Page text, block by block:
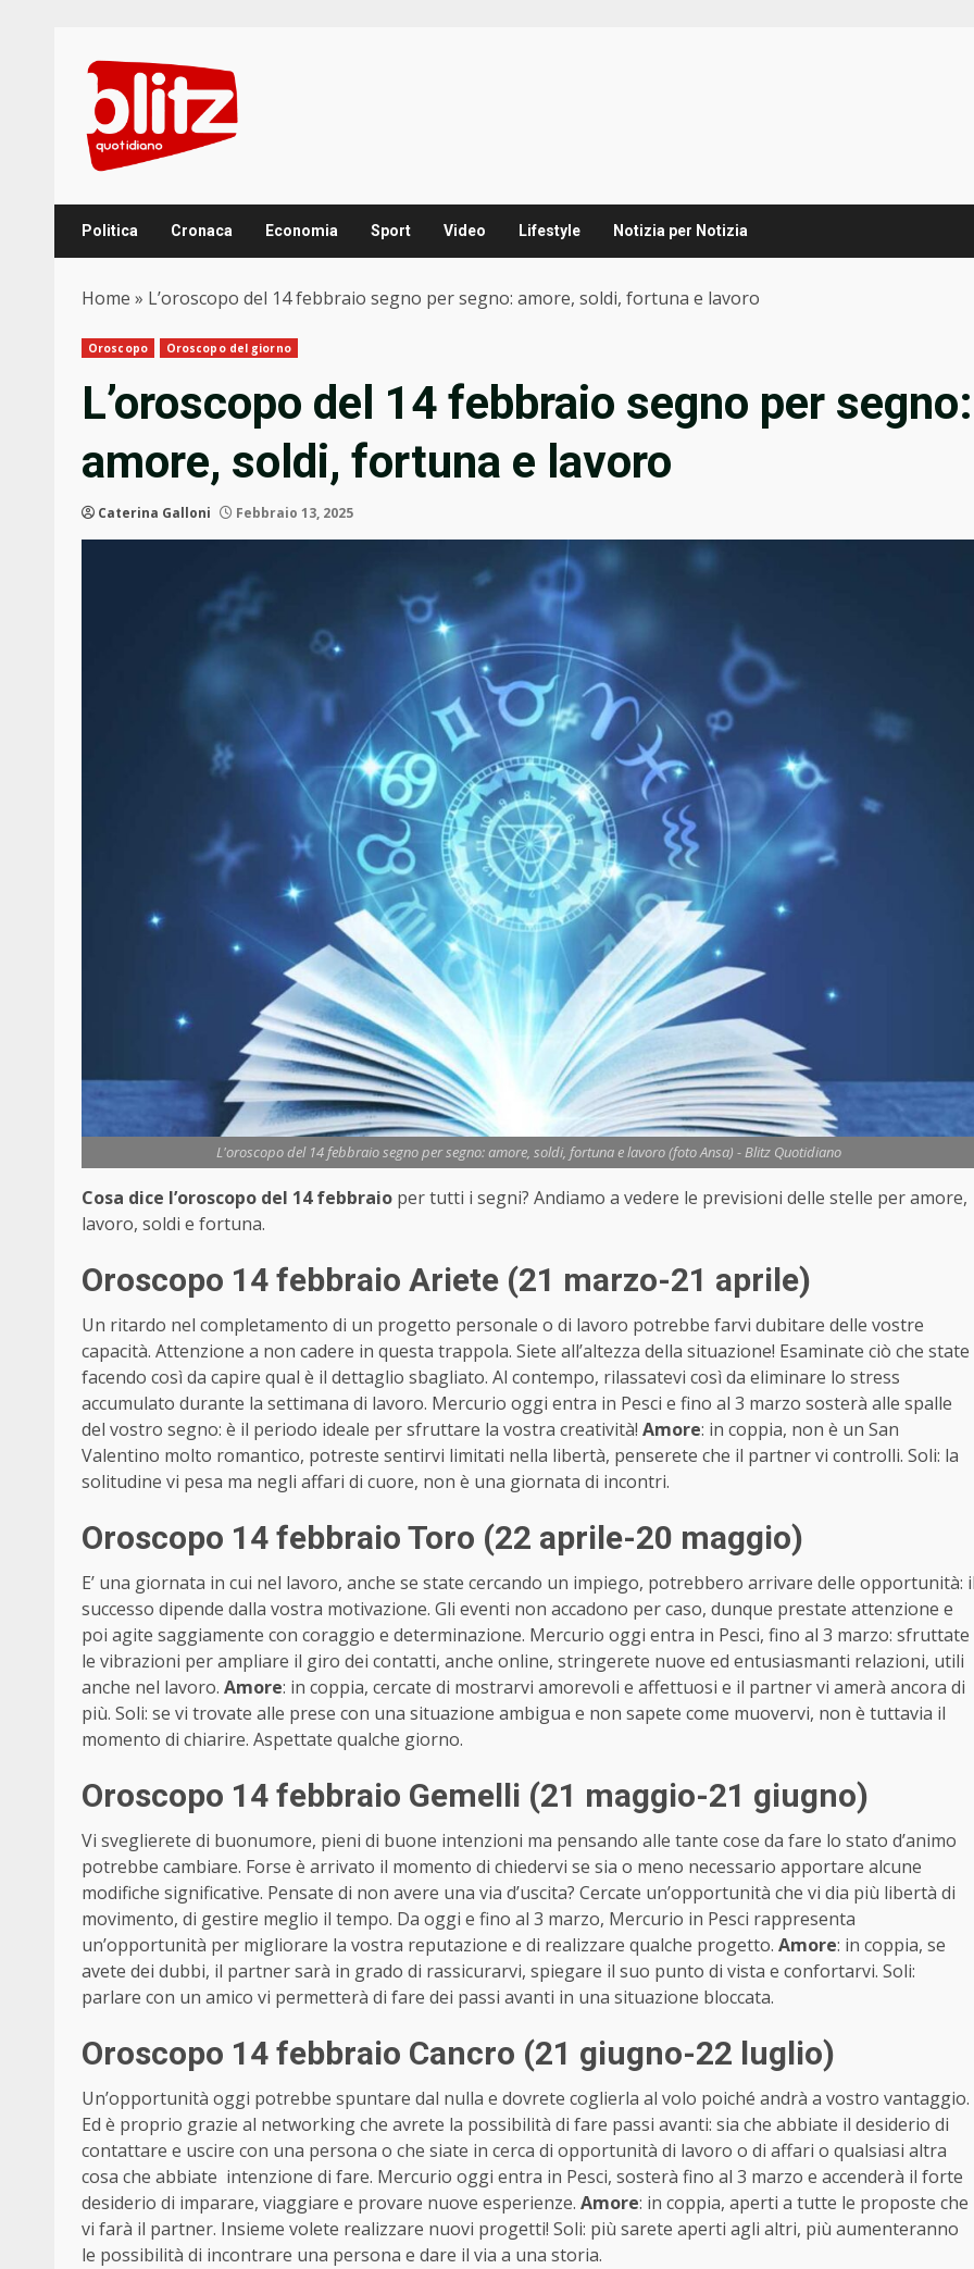
content
Politica Cronaca Economia Sport Video Lifestyle Notizia per Notizia
Home » L’oroscopo del 14 febbraio segno per segno: amore, soldi, fortuna e lavoro
Oroscopo Oroscopo del giorno
L’oroscopo del 14 febbraio segno per segno:
amore, soldi, fortuna e lavoro
Caterina Galloni Febbraio 13, 2025
L'oroscopo del 14 febbraio segno per segno: amore, soldi, fortuna e lavoro (foto Ansa) - Blitz Quotidiano
Cosa dice l’oroscopo del 14 febbraio per tutti i segni? Andiamo a vedere le previsioni delle stelle per amore,
lavoro, soldi e fortuna.
Oroscopo 14 febbraio Ariete (21 marzo-21 aprile)
Un ritardo nel completamento di un progetto personale o di lavoro potrebbe farvi dubitare delle vostre
capacità. Attenzione a non cadere in questa trappola. Siete all’altezza della situazione! Esaminate ciò che state
facendo così da capire qual è il dettaglio sbagliato. Al contempo, rilassatevi così da eliminare lo stress
accumulato durante la settimana di lavoro. Mercurio oggi entra in Pesci e fino al 3 marzo sosterà alle spalle
del vostro segno: è il periodo ideale per sfruttare la vostra creatività! Amore: in coppia, non è un San
Valentino molto romantico, potreste sentirvi limitati nella libertà, penserete che il partner vi controlli. Soli: la
solitudine vi pesa ma negli affari di cuore, non è una giornata di incontri.
Oroscopo 14 febbraio Toro (22 aprile-20 maggio)
E’ una giornata in cui nel lavoro, anche se state cercando un impiego, potrebbero arrivare delle opportunità:
successo dipende dalla vostra motivazione. Gli eventi non accadono per caso, dunque prestate attenzione e
poi agite saggiamente con coraggio e determinazione. Mercurio oggi entra in Pesci, fino al 3 marzo: sfruttate
le vibrazioni per ampliare il giro dei contatti, anche online, stringerete nuove ed entusiasmanti relazioni, utili
anche nel lavoro. Amore: in coppia, cercate di mostrarvi amorevoli e affettuosi e il partner vi amerà ancora di
più. Soli: se vi trovate alle prese con una situazione ambigua e non sapete come muovervi, non è tuttavia il
momento di chiarire. Aspettate qualche giorno.
Oroscopo 14 febbraio Gemelli (21 maggio-21 giugno)
Vi sveglierete di buonumore, pieni di buone intenzioni ma pensando alle tante cose da fare lo stato d’animo
potrebbe cambiare. Forse è arrivato il momento di chiedervi se sia o meno necessario apportare alcune
modifiche significative. Pensate di non avere una via d’uscita? Cercate un’opportunità che vi dia più libertà di
movimento, di gestire meglio il tempo. Da oggi e fino al 3 marzo, Mercurio in Pesci rappresenta
un’opportunità per migliorare la vostra reputazione e di realizzare qualche progetto. Amore: in coppia, se
avete dei dubbi, il partner sarà in grado di rassicurarvi, spiegare il suo punto di vista e confortarvi. Soli:
parlare con un amico vi permetterà di fare dei passi avanti in una situazione bloccata.
Oroscopo 14 febbraio Cancro (21 giugno-22 luglio)
Un’opportunità oggi potrebbe spuntare dal nulla e dovrete coglierla al volo poiché andrà a vostro vantaggio.
Ed è proprio grazie al networking che avrete la possibilità di fare passi avanti: sia che abbiate il desiderio di
contattare e uscire con una persona o che siate in cerca di opportunità di lavoro o di affari o qualsiasi altra
cosa che abbiate intenzione di fare. Mercurio oggi entra in Pesci, sosterà fino al 3 marzo e accenderà il forte
desiderio di imparare, viaggiare e provare nuove esperienze. Amore: in coppia, aperti a tutte le proposte che
vi farà il partner. Insieme volete realizzare nuovi progetti! Soli: più sarete aperti agli altri, più aumenteranno
le possibilità di incontrare una persona e dare il via a una storia.